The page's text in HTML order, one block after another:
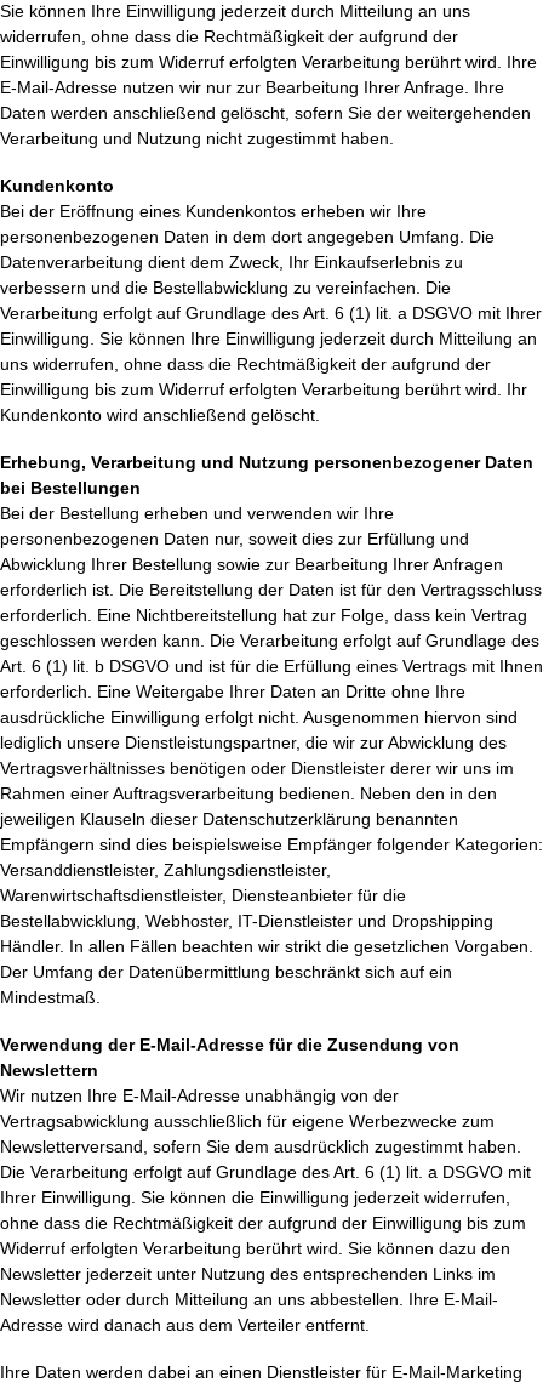
Sie können Ihre Einwilligung jederzeit durch Mitteilung an uns
widerrufen, ohne dass die Rechtmäßigkeit der aufgrund der
Einwilligung bis zum Widerruf erfolgten Verarbeitung berührt wird. Ihre
E-Mail-Adresse nutzen wir nur zur Bearbeitung Ihrer Anfrage. Ihre
Daten werden anschließend gelöscht, sofern Sie der weitergehenden
Verarbeitung und Nutzung nicht zugestimmt haben.
Kundenkonto
Bei der Eröffnung eines Kundenkontos erheben wir Ihre
personenbezogenen Daten in dem dort angegeben Umfang. Die
Datenverarbeitung dient dem Zweck, Ihr Einkaufserlebnis zu
verbessern und die Bestellabwicklung zu vereinfachen. Die
Verarbeitung erfolgt auf Grundlage des Art. 6 (1) lit. a DSGVO mit Ihrer
Einwilligung. Sie können Ihre Einwilligung jederzeit durch Mitteilung an
uns widerrufen, ohne dass die Rechtmäßigkeit der aufgrund der
Einwilligung bis zum Widerruf erfolgten Verarbeitung berührt wird. Ihr
Kundenkonto wird anschließend gelöscht.
Erhebung, Verarbeitung und Nutzung personenbezogener Daten
bei Bestellungen
Bei der Bestellung erheben und verwenden wir Ihre
personenbezogenen Daten nur, soweit dies zur Erfüllung und
Abwicklung Ihrer Bestellung sowie zur Bearbeitung Ihrer Anfragen
erforderlich ist. Die Bereitstellung der Daten ist für den Vertragsschluss
erforderlich. Eine Nichtbereitstellung hat zur Folge, dass kein Vertrag
geschlossen werden kann. Die Verarbeitung erfolgt auf Grundlage des
Art. 6 (1) lit. b DSGVO und ist für die Erfüllung eines Vertrags mit Ihnen
erforderlich. Eine Weitergabe Ihrer Daten an Dritte ohne Ihre
ausdrückliche Einwilligung erfolgt nicht. Ausgenommen hiervon sind
lediglich unsere Dienstleistungspartner, die wir zur Abwicklung des
Vertragsverhältnisses benötigen oder Dienstleister derer wir uns im
Rahmen einer Auftragsverarbeitung bedienen. Neben den in den
jeweiligen Klauseln dieser Datenschutzerklärung benannten
Empfängern sind dies beispielsweise Empfänger folgender Kategorien:
Versanddienstleister, Zahlungsdienstleister,
Warenwirtschaftsdienstleister, Diensteanbieter für die
Bestellabwicklung, Webhoster, IT-Dienstleister und Dropshipping
Händler. In allen Fällen beachten wir strikt die gesetzlichen Vorgaben.
Der Umfang der Datenübermittlung beschränkt sich auf ein
Mindestmaß.
Verwendung der E-Mail-Adresse für die Zusendung von
Newslettern
Wir nutzen Ihre E-Mail-Adresse unabhängig von der
Vertragsabwicklung ausschließlich für eigene Werbezwecke zum
Newsletterversand, sofern Sie dem ausdrücklich zugestimmt haben.
Die Verarbeitung erfolgt auf Grundlage des Art. 6 (1) lit. a DSGVO mit
Ihrer Einwilligung. Sie können die Einwilligung jederzeit widerrufen,
ohne dass die Rechtmäßigkeit der aufgrund der Einwilligung bis zum
Widerruf erfolgten Verarbeitung berührt wird. Sie können dazu den
Newsletter jederzeit unter Nutzung des entsprechenden Links im
Newsletter oder durch Mitteilung an uns abbestellen. Ihre E-Mail-
Adresse wird danach aus dem Verteiler entfernt.
Ihre Daten werden dabei an einen Dienstleister für E-Mail-Marketing